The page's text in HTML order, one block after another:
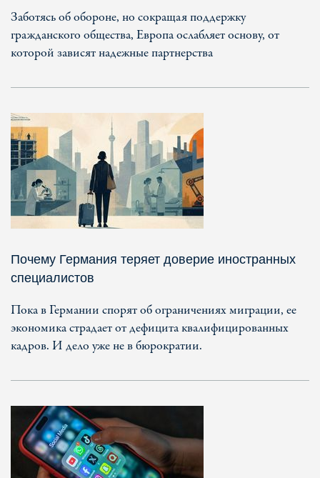
Заботясь об обороне, но сокращая поддержку
гражданского общества, Европа ослабляет основу, от
которой зависят надежные партнерства
Почему Германия теряет доверие иностранных
специалистов
Пока в Германии спорят об ограничениях миграции, ее
экономика страдает от дефицита квалифицированных
кадров. И дело уже не в бюрократии.